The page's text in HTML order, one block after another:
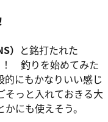
） と銘打たれた
！ 釣りを始めてみた
的にもかなりいい感じ
そっと入れておきる大
にも使えそう。